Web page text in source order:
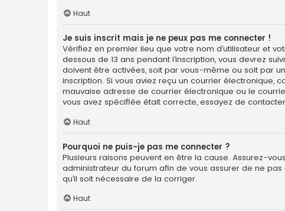
Haut
Je suis inscrit mais je ne peux pas me connecter !
Vérifiez en premier lieu que votre nom d’utilisateur et
dessous de 13 ans pendant l’inscription, vous devrez
doivent être activées, soit par vous-même ou soit par
inscription. Si vous aviez reçu un courrier électronique,
mauvaise adresse de courrier électronique ou le
vous avez spécifiée était correcte, essayez de
Haut
Pourquoi ne puis-je pas me connecter ?
Plusieurs raisons peuvent en être la cause. Assurez-
administrateur du forum afin de vous assurer de ne
qu’il soit nécessaire de la corriger.
Haut